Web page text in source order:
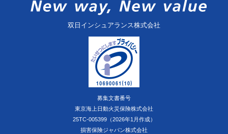
双日インシュアランス株式会社
募集文書番号
東京海上日動火災保険株式会社
25TC-005399（2026年1月作成）
損害保険ジャパン株式会社